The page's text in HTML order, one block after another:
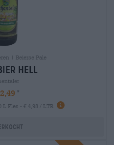
| Beierse Pale
hell
L Fles - € 4,98 / LTR